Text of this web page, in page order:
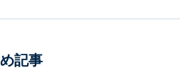
トの話題から世の中の動きまで、暮
「どうして？」を分かりやすく伝え
アです。お金や仕事、恋愛、ITに関
記事